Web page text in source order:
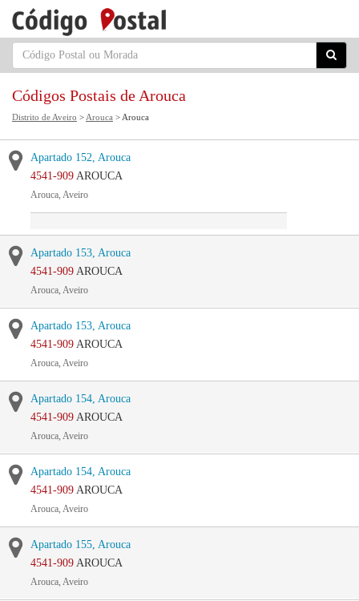
Códigos Postais de Arouca
Distrito de Aveiro > Arouca > Arouca
Apartado 152, Arouca
4541-909 AROUCA
Arouca, Aveiro
Apartado 153, Arouca
4541-909 AROUCA
Arouca, Aveiro
Apartado 153, Arouca
4541-909 AROUCA
Arouca, Aveiro
Apartado 154, Arouca
4541-909 AROUCA
Arouca, Aveiro
Apartado 154, Arouca
4541-909 AROUCA
Arouca, Aveiro
Apartado 155, Arouca
4541-909 AROUCA
Arouca, Aveiro